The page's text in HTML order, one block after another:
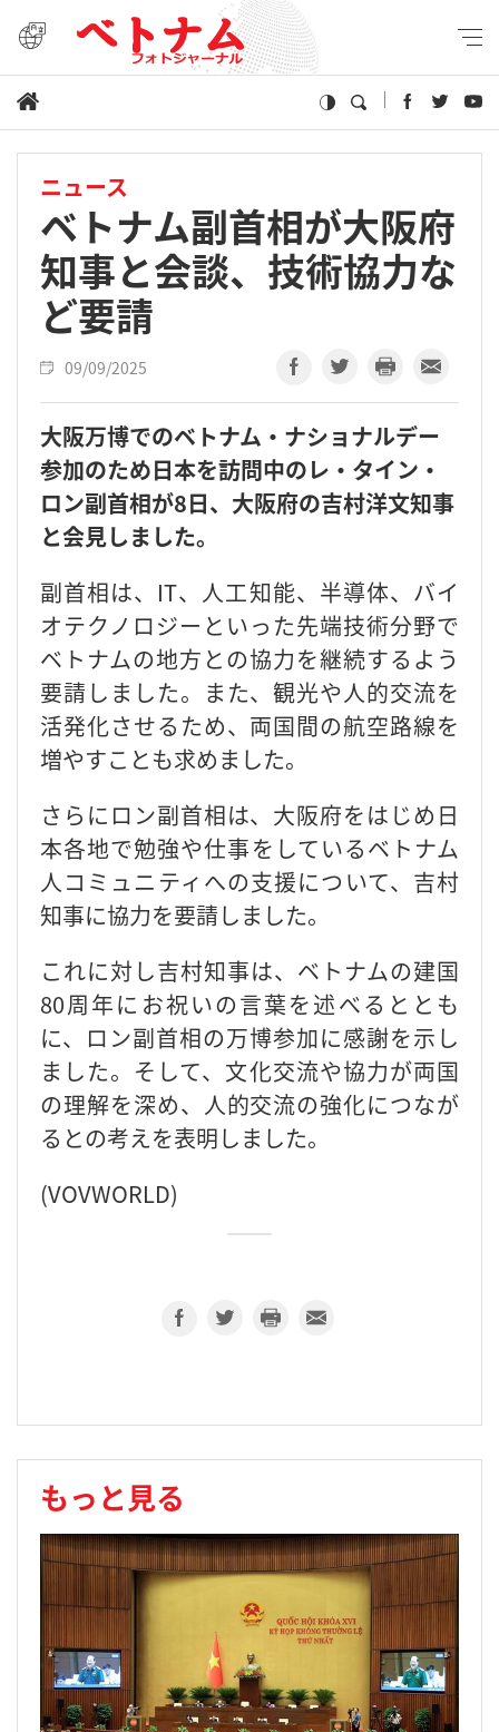
ニュース
ベトナム副首相が大阪府
知事と会談、技術協力な
ど要請
09/09/2025
大阪万博でのベトナム・ナショナルデー
参加のため日本を訪問中のレ・タイン・
ロン副首相が8日、大阪府の吉村洋文知事
と会見しました。
副首相は、IT、人工知能、半導体、バイ
オテクノロジーといった先端技術分野で
ベトナムの地方との協力を継続するよう
要請しました。また、観光や人的交流を
活発化させるため、両国間の航空路線を
増やすことも求めました。
さらにロン副首相は、大阪府をはじめ日
本各地で勉強や仕事をしているベトナム
人コミュニティへの支援について、吉村
知事に協力を要請しました。
これに対し吉村知事は、ベトナムの建国
80周年にお祝いの言葉を述べるととも
に、ロン副首相の万博参加に感謝を示し
ました。そして、文化交流や協力が両国
の理解を深め、人的交流の強化につなが
るとの考えを表明しました。
(VOVWORLD)
もっと見る